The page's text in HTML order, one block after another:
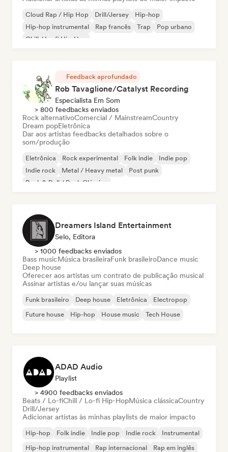
Cloud Rap / Hip Hop Drill/Jersey
Hip-hop
Hip-hop instrumental
Rap francês Trap
Pop urbano
Chill / Lo-fi Hip-Hop
Feedback aprofundado
Rob Tavaglione/Catalyst Recording
Especialista Em Som
> 800 feedbacks enviados
Rock alternativoComercial / MainstreamCountry
Dream popEletrônica
Dar aos artistas feedbacks detalhados sobre o
som/produção
Eletrônica Rock experimental Folk indie
Indie pop
Indie rock
Metal / Heavy metal
Post punk
Rock & Roll / Rock Clássico
Dreamers Island Entertainment
Selo, Editora
> 1000 feedbacks enviados
Bass musicMúsica brasileiraFunk brasileiroDance music
Deep house
Oferecer aos artistas um contrato de publicação musical
Assinar artistas e/ou lançar suas músicas
Funk brasileiro Deep house Eletrônica
Electropop
Future house
Hip-hop House music Tech House
ADAD Audio
Playlist
> 4900 feedbacks enviados
Beats / Lo-fiChill / Lo-fi Hip-HopMúsica clássicaCountry
Drill/Jersey
Adicionar artistas às minhas playlists de maior impacto
Hip-hop Folk indie Indie pop Indie rock
Instrumental
Hip-hop instrumental
Rap internacional Rap em inglês